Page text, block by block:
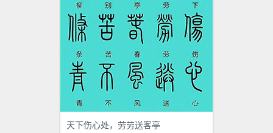
天下伤心处，劳劳送客亭